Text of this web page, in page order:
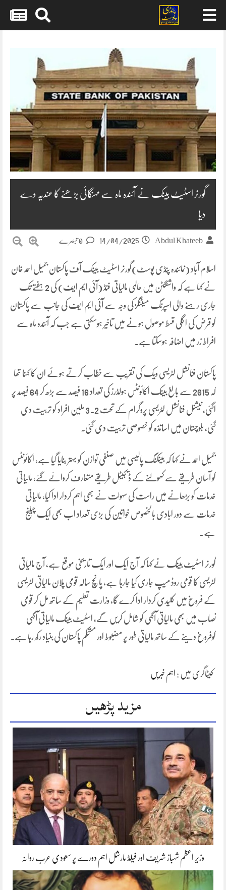
گورنر اسٹیٹ بینک نے آئندہ ماہ سے مہنگائی بڑھنے کا عندیہ دے
دیا
Abdul Khateeb
14/04/2025
اسلام آباد (نمائندہ پنڈی پوسٹ)گورنر اسٹیٹ بینک آف پاکستان جمیل احمد خان
نے کہا ہے کہ واشنگٹن میں عالمی مالیاتی فنڈ (آئی ایم ایف) کی 2 ہفتے تک
جاری رہنے والی اسپرنگ میٹنگز کی وجہ سے آئی ایم ایف کی جانب سے پاکستان
کو قرض کی اگلی قسط موصول ہونے میں تاخیر ہوسکتی ہے جب کہ آئندہ ماہ سے
افراط زر میں اضافہ ہوسکتا ہے۔
پاکستان فنانشل لٹریسی ویک کی تقریب سے خطاب کرتے ہوئے ان کا کہنا تھا
کہ 2015 سے بالغ بینک اکائونٹس ہولڈرز کی تعداد 16 فیصد سے بڑھ کر 64 فیصد پر
اگئی، نیشنل فنانشل لٹریسی پروگرام کے تحت 3.2 ملین افراد کو تربیت دی
گئی، بلوچستان میں اساتذہ کو خصوصی تربیت دی گئی۔
جمیل احمد نے کہا کہ بینکنگ پالیسی میں صنفی توازن کو بہتر بنایا گیا ہے، اکائونٹس
کو آسان طریقے سے کھولنے کے ڈیجیٹل طریقے متعارف کروائے گئے، مالیاتی
خدمات کو بڑھانے میں راست کی سہولت نے بھی اہم کردار ادا کیا، مالیاتی
خدمات سے دور ابادی بالخصوص خواتین کی بڑی تعداد اب بھی ایک چیلنج
ہے۔
گورنر اسٹیٹ بینک نے کہا کہ آج ایک اور ایک تاریخی موقع ہے، آج مالیاتی
لٹریسی کا قومی روڈ میپ جاری کیا جارہا ہے، پانچ سالہ قومی پلان مالیاتی لٹریسی
کے فروغ میں کلیدی کردار ادا کرے گا، وزارت تعلیم کے ساتھ مل کر قومی
نصاب میں بھی مالیاتی آگہی کو شامل کریں گے، اسٹیٹ بینک مالیاتی آگہی
کوفروغ دینے کے ساتھ مالیاتی طور پر مضبوط اور مستحکم پاکستان کی بنیاد رکھ رہا ہے۔
کیٹاگری میں : اہم خبریں
مزید پڑھیں
وزیر اعظم شہباز شریف اور فیلڈ مارشل اہم دورے پر سعودی عرب روانہ